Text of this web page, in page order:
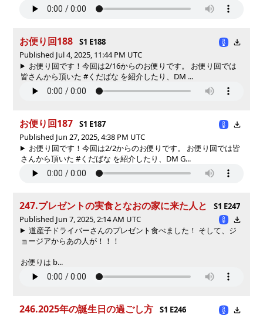
お便り回188
S1 E188
Published Jul 4, 2025, 11:44 PM UTC
お便り回です！今回は2/16からのお便りです。 お便り回では
皆さんから頂いた #くだばな を紹介したり、DM ...
お便り回187
S1 E187
Published Jun 27, 2025, 4:38 PM UTC
お便り回です！今回は2/2からのお便りです。 お便り回では皆
さんから頂いた #くだばな を紹介したり、DM G...
247.プレゼントの実食となおの家に来た人と
S1 E247
Published Jun 7, 2025, 2:14 AM UTC
道産子ドライバーさんのプレゼント食べました！ そして、ジ
ョージアからあの人が！！！
お便りは b...
246.2025年の誕生日の過ごし方
S1 E246